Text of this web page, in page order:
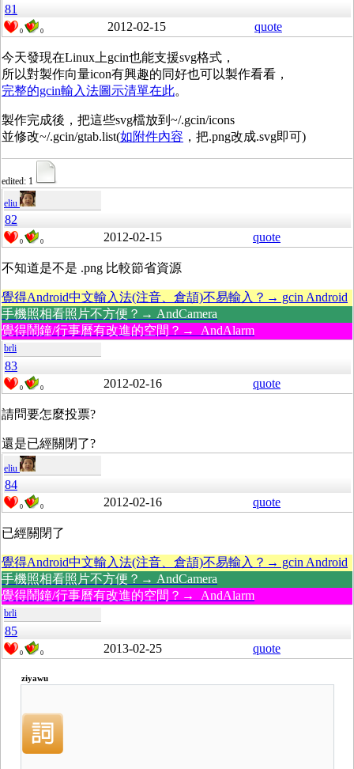
81
0 0 2012-02-15 quote
今天發現在Linux上gcin也能支援svg格式，
所以對製作向量icon有興趣的同好也可以製作看看，
完整的gcin輸入法圖示清單在此。
製作完成後，把這些svg檔放到~/.gcin/icons
並修改~/.gcin/gtab.list(如附件內容 ，把.png改成.svg即可)
edited: 1
eliu
82
0 0 2012-02-15 quote
不知道是不是 .png 比較節省資源
覺得Android中文輸入法(注音、倉頡)不易輸入？→ gcin Android
手機照相看照片不方便？→ AndCamera
覺得鬧鐘/行事曆有改進的空間？→ AndAlarm
brli
83
0 0 2012-02-16 quote
請問要怎麼投票?
還是已經關閉了?
eliu
84
0 0 2012-02-16 quote
已經關閉了
覺得Android中文輸入法(注音、倉頡)不易輸入？→ gcin Android
手機照相看照片不方便？→ AndCamera
覺得鬧鐘/行事曆有改進的空間？→ AndAlarm
brli
85
0 0 2013-02-25 quote
ziyawu